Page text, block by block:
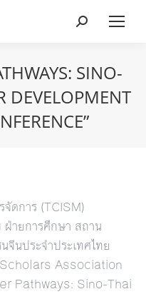
Search:
SINO-
DEVELOPMENT
ดการ (TCISM)
ายการศึกษา สถาน
จีนประจำประเทศไทย
Association
Pathways: Sino-Thai